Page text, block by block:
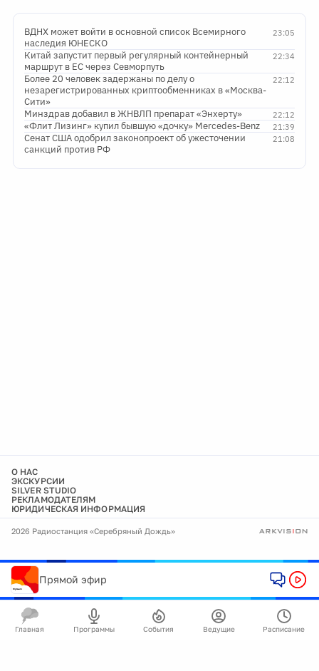
23:05
ВДНХ может войти в основной список Всемирного
наследия ЮНЕСКО
22:34
Китай запустит первый регулярный контейнерный
маршрут в ЕС через Севморпуть
22:12
Более 20 человек задержаны по делу о
незарегистрированных криптообменниках в «Москва-
Сити»
22:12
Минздрав добавил в ЖНВЛП препарат «Энхерту»
21:39
«Флит Лизинг» купил бывшую «дочку» Mercedes-Benz
21:08
Сенат США одобрил законопроект об ужесточении
санкций против РФ
О НАС
ЭКСКУРСИИ
SILVER STUDIO
РЕКЛАМОДАТЕЛЯМ
ЮРИДИЧЕСКАЯ ИНФОРМАЦИЯ
2026 Радиостанция «Серебряный Дождь»
Прямой эфир
Главная Программы События Ведущие Расписание